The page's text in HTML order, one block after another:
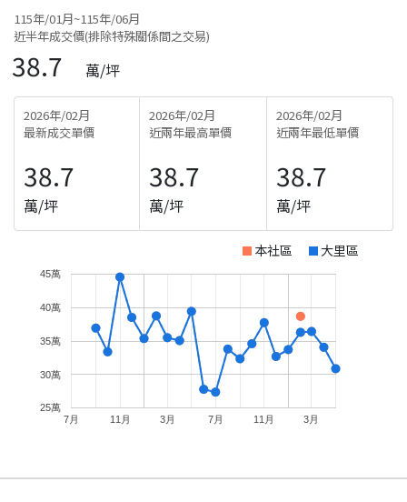
115年/01月~115年/06月
近半年成交價(排除特殊關係間之交易)
38.7 萬/坪
2026年/02月
最新成交單價
38.7
萬/坪
2026年/02月
近兩年最高單價
38.7
萬/坪
2026年/02月
近兩年最低單價
38.7
萬/坪
本社區 大里區
7月 11月 3月 7月 11月 3月
25萬
30萬
35萬
40萬
45萬